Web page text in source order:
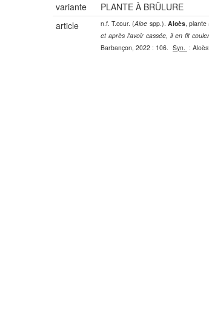
variante
PLANTE À BRÛLURE
article
n.f. T.cour. (Aloe spp.). Aloès, plante
et après l'avoir cassée, il en fit
Barbançon, 2022 : 106.
Syn. :